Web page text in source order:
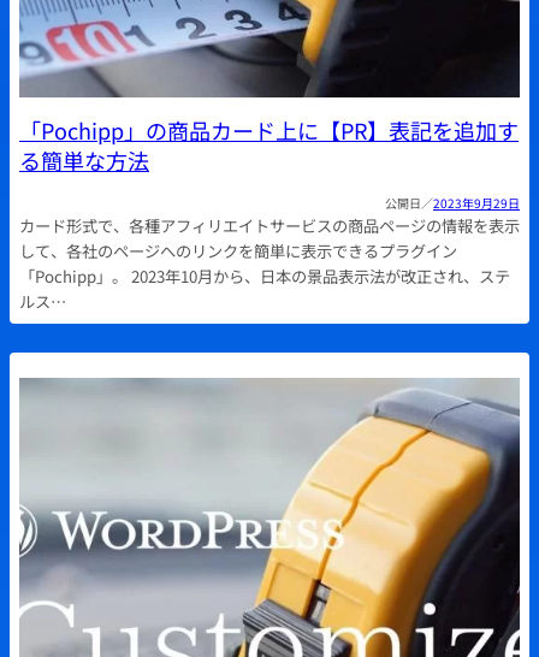
「Pochipp」の商品カード上に【PR】表記を追加す
る簡単な方法
2023年9月29日
カード形式で、各種アフィリエイトサービスの商品ページの情報を表示
して、各社のページへのリンクを簡単に表示できるプラグイン
「Pochipp」。 2023年10月から、日本の景品表示法が改正され、ステ
ルス…